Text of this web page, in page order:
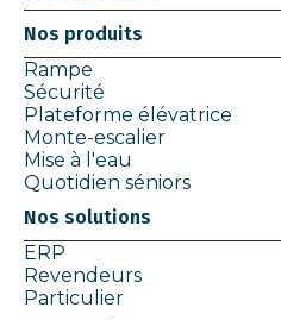
Nos produits
Rampe
Sécurité
Plateforme élévatrice
Monte-escalier
Mise à l'eau
Quotidien séniors
Nos solutions
ERP
Revendeurs
Particulier